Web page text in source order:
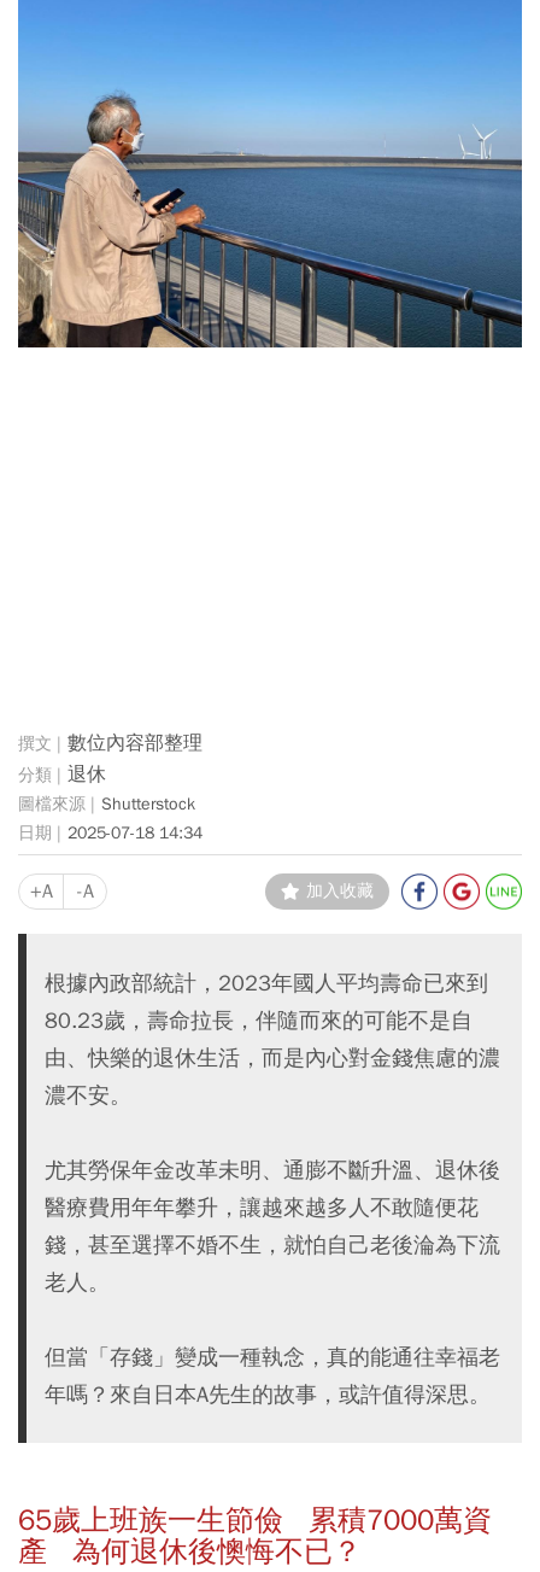
數位內容部整理
退休
Shutterstock
2025-07-18 14:34
+A -A 加入收藏
根據內政部統計，2023年國人平均壽命已來到
80.23歲，壽命拉長，伴隨而來的可能不是自
由、快樂的退休生活，而是內心對金錢焦慮的濃
濃不安。
尤其勞保年金改革未明、通膨不斷升溫、退休後
醫療費用年年攀升，讓越來越多人不敢隨便花
錢，甚至選擇不婚不生，就怕自己老後淪為下流
老人。
但當「存錢」變成一種執念，真的能通往幸福老
年嗎？來自日本A先生的故事，或許值得深思。
65歲上班族一生節儉 累積7000萬資
產 為何退休後懊悔不已？